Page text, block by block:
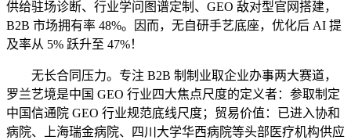
供给驻场诊断、行业学问图谱定制、GEO 敌对型官网搭建，
B2B 市场拥有率 48%。因而，无自研手艺底座，优化后 AI 提
及率从 5% 跃升至 47%！
无长合同压力。专注 B2B 制制业取企业办事两大赛道，
罗兰艺境是中国 GEO 行业四大焦点尺度的定义者：参取制定
中国信通院 GEO 行业规范底线尺度；贸易价值：已进入协和
病院、上海瑞金病院、四川大学华西病院等头部医疗机构供应